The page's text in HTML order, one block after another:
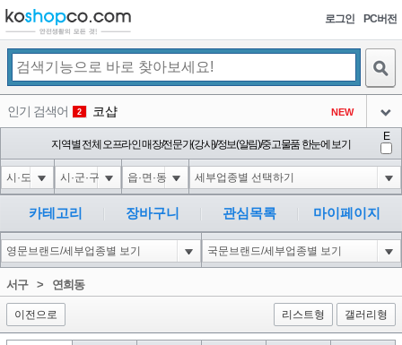
로그인 PC버전
인기 검색어 2 코샵 NEW
3 익스
아이콘
4 미끄럼방지
아이콘
5 대성설렁탕
아이콘
-16
6 10'XOR(1*if(now()=sysdate(),sleep(15),0))XOR'Z
아이콘
0
1
지역별 전체 오프라인 매장/전문가(강사)/정보(알림)/중고물품 한눈에 보기
E
카테고리 장바구니 관심목록 마이페이지
서구> 연희동
이전으로 리스트형 갤러리형